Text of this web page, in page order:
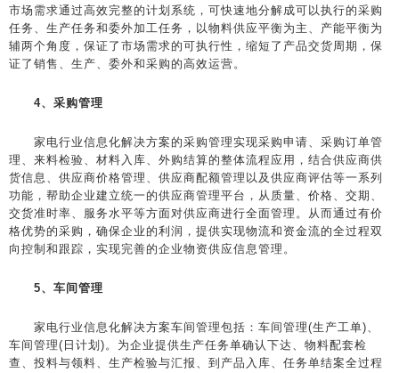
市场需求通过高效完整的计划系统，可快速地分解成可以执行的采购
任务、生产任务和委外加工任务，以物料供应平衡为主、产能平衡为
辅两个角度，保证了市场需求的可执行性，缩短了产品交货周期，保
证了销售、生产、委外和采购的高效运营。
4、采购管理
家电行业信息化解决方案的采购管理实现采购申请、采购订单管
理、来料检验、材料入库、外购结算的整体流程应用，结合供应商供
货信息、供应商价格管理、供应商配额管理以及供应商评估等一系列
功能，帮助企业建立统一的供应商管理平台，从质量、价格、交期、
交货准时率、服务水平等方面对供应商进行全面管理。从而通过有价
格优势的采购，确保企业的利润，提供实现物流和资金流的全过程双
向控制和跟踪，实现完善的企业物资供应信息管理。
5、车间管理
家电行业信息化解决方案车间管理包括：车间管理(生产工单)、
车间管理(日计划)。为企业提供生产任务单确认下达、物料配套检
查、投料与领料、生产检验与汇报、到产品入库、任务单结案全过程